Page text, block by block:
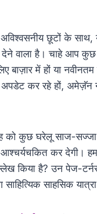
अविश्वसनीय छूटों के
वाला है। चाहे आप
बाज़ार में हों या
अपडेट कर रहे हों,
को कुछ घरेलू साज-
कर देगी।
किया है? उन पेज-
साहसिक